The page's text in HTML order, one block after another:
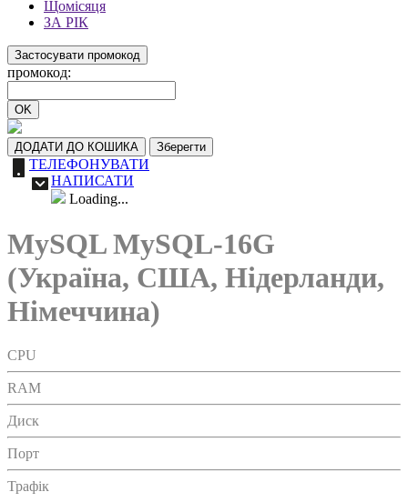
Щомісяця
ЗА РІК
Застосувати промокод
промокод:
OK
ДОДАТИ ДО КОШИКА Зберегти
ТЕЛЕФОНУВАТИ
НАПИСАТИ
Loading...
MySQL MySQL-16G
(Україна, США, Нідерланди,
Німеччина)
CPU
RAM
Диск
Порт
Трафік